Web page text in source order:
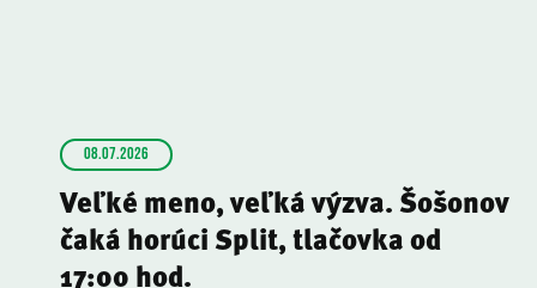
08.07.2026
Veľké meno, veľká výzva. Šošonov
čaká horúci Split, tlačovka od
17:00 hod.